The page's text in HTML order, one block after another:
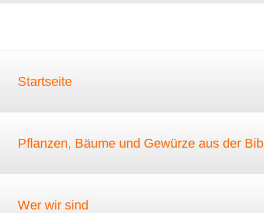
Startseite
Pflanzen, Bäume und Gewürze aus der
Wer wir sind